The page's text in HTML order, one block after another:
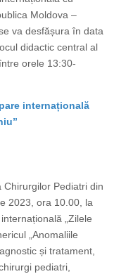
Moldova –
va desfășura în data
didactic central al
orele 13:30-
internațională
Chirurgilor Pediatri din
2023, ora 10.00, la
„Zilele
„Anomaliile
și tratament,
pediatri,